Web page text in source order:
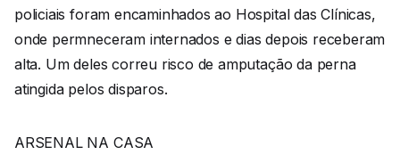
policiais foram encaminhados ao Hospital das Clínicas,
onde permneceram internados e dias depois receberam
alta. Um deles correu risco de amputação da perna
atingida pelos disparos.
ARSENAL NA CASA